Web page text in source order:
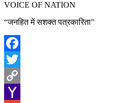
VOICE OF NATION
“जनहित में सशक्त पत्रकारिता”
Facebook
Twitter
Copy